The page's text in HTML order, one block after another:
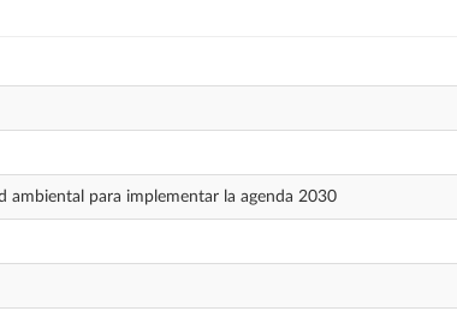
ambiental para implementar la agenda 2030